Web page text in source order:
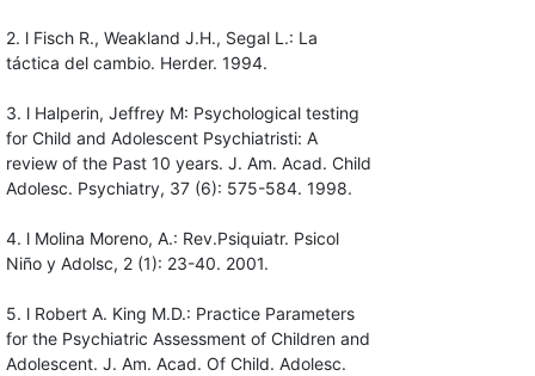
2. l Fisch R., Weakland J.H., Segal L.: La
táctica del cambio. Herder. 1994.
3. l Halperin, Jeffrey M: Psychological testing
for Child and Adolescent Psychiatristi: A
review of the Past 10 years. J. Am. Acad. Child
Adolesc. Psychiatry, 37 (6): 575-584. 1998.
4. l Molina Moreno, A.: Rev.Psiquiatr. Psicol
Niño y Adolsc, 2 (1): 23-40. 2001.
5. l Robert A. King M.D.: Practice Parameters
for the Psychiatric Assessment of Children and
Adolescent. J. Am. Acad. Of Child. Adolesc.